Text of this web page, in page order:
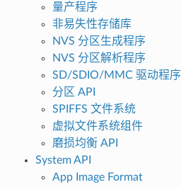
量产程序
非易失性存储库
NVS 分区生成程序
NVS 分区解析程序
SD/SDIO/MMC 驱动程序
分区 API
SPIFFS 文件系统
虚拟文件系统组件
磨损均衡 API
System API
App Image Format